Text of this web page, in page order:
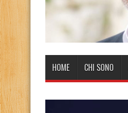
HOME CHI SONO